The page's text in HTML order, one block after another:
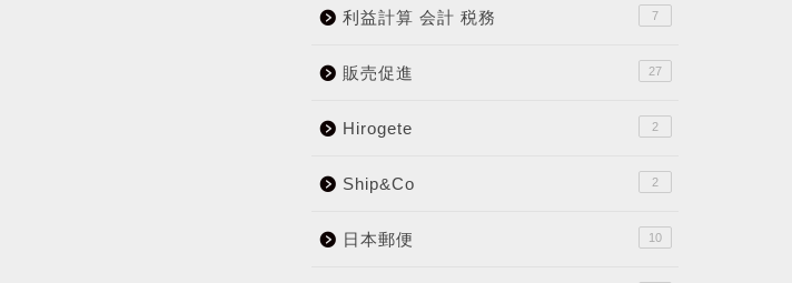
利益計算 会計 税務 7
販売促進 27
Hirogete 2
Ship&Co 2
日本郵便 10